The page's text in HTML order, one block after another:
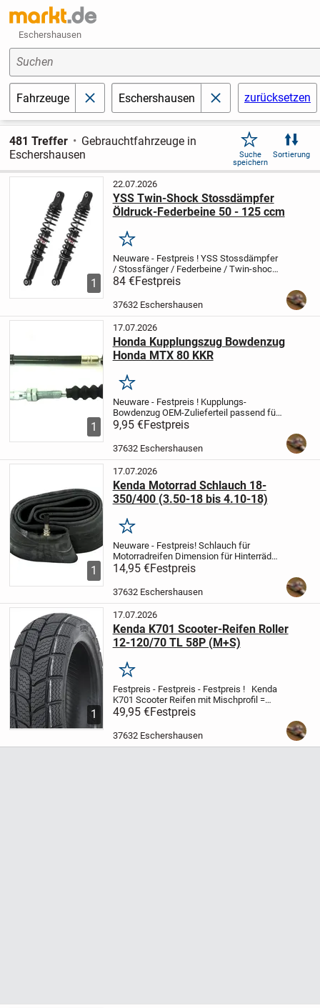
Eschershausen
Suchen
Fahrzeuge schließenEschershausen schließenzurücksetzen
481 Treffer
Gebrauchtfahrzeuge in
Eschershausen
Suche
speichern
Sortierung
1
22.07.2026
YSS Twin-Shock Stossdämpfer
Öldruck-Federbeine 50 - 125 ccm
Merken
Neuware - Festpreis ! YSS Stossdämpfer
/ Stossfänger / Federbeine / Twin-shock
/ Proffessional Shock Absorber In
Erstausrüster-Qualität (OEM)
verschiedene Mokick und Moped Modelle
84 €Festpreis
37632 Eschershausen
1
17.07.2026
Honda Kupplungszug Bowdenzug
Honda MTX 80 KKR
Merken
Neuware - Festpreis ! Kupplungs-
Bowdenzug OEM-Zulieferteil passend für
Honda MTX 80 sh (clutch-cable, cable
Versandkosten: 4,00 €
BIBV_RW8836
9,95 €Festpreis
37632 Eschershausen
1
17.07.2026
Kenda Motorrad Schlauch 18-
350/400 (3.50-18 bis 4.10-18)
Merken
Neuware - Festpreis! Schlauch für
Motorradreifen Dimension für Hinterräder:
18-350/400 TR6passend für Reifen:
18 bis 4.10-18 = 80/100-18 bis 90/100-18
Ausführung:Tube-Type
14,95 €Festpreis
37632 Eschershausen
1
17.07.2026
Kenda K701 Scooter-Reifen Roller
12-120/70 TL 58P (M+S)
Merken
Festpreis - Festpreis - Festpreis !
Kenda
K701 Scooter Reifen mit Mischprofil =
Allwetterreifen Ersetzt bestens Ihren
originalen Roller-Reifen.
schlechten Wetterverhältnis...
49,95 €Festpreis
37632 Eschershausen